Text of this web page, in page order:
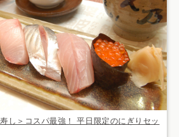
し＞コスパ最強！ 平日限定のにぎりセッ